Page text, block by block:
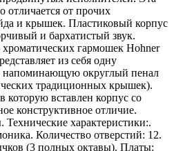
отличается от прочих
и крышек. Пластиковый корпус
и бархатистый звук.
гармошек Hohner
из себя одну
округлый пенал
традиционных крышек).
вставлен корпус со
конструктивное отличие.
характеристики:.
Количество отверстий: 12.
(3 полных октавы). Платы: